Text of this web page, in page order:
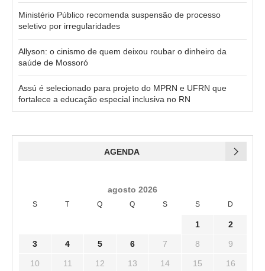
Ministério Público recomenda suspensão de processo
seletivo por irregularidades
Allyson: o cinismo de quem deixou roubar o dinheiro da
saúde de Mossoró
Assú é selecionado para projeto do MPRN e UFRN que
fortalece a educação especial inclusiva no RN
AGENDA
agosto 2026
S T Q Q S S D
1 2
3 4 5 6 7 8 9
10 11 12 13 14 15 16